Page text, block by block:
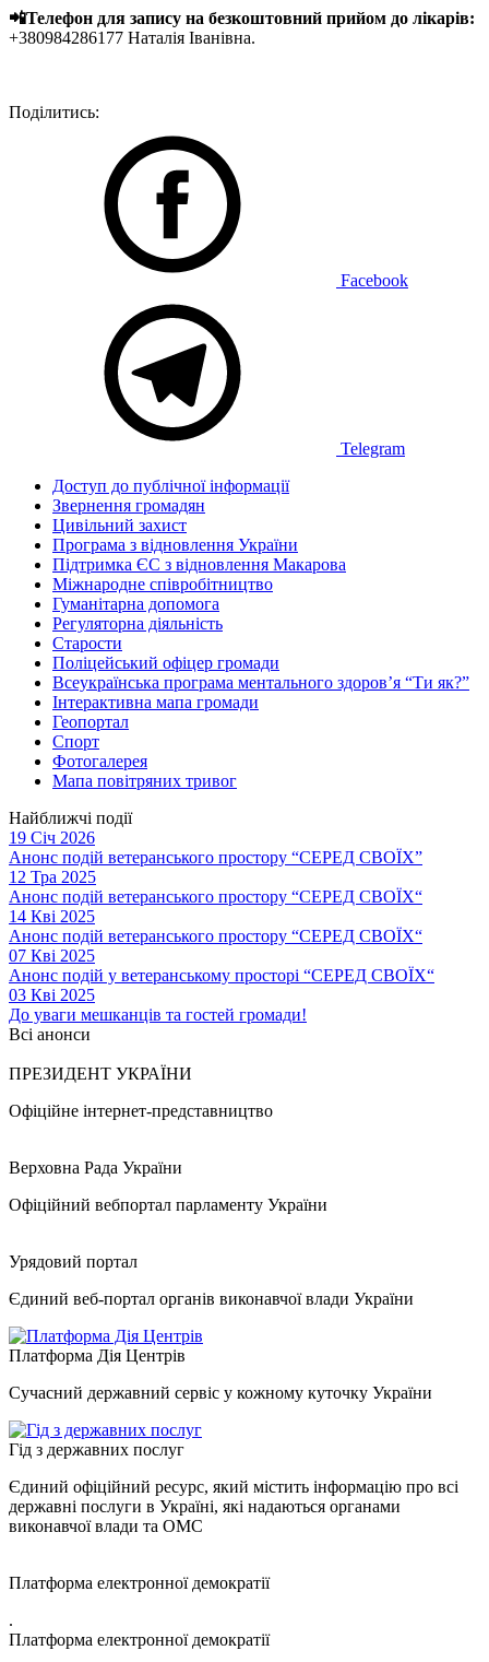
📲Телефон для запису на безкоштовний прийом до лікарів:
+380984286177 Наталія Іванівна.
Поділитись:
Facebook
Telegram
Доступ до публічної інформації
Звернення громадян
Цивільний захист
Програма з відновлення України
Підтримка ЄС з відновлення Макарова
Міжнародне співробітництво
Гуманітарна допомога
Регуляторна діяльність
Старости
Поліцейський офіцер громади
Всеукраїнська програма ментального здоров’я “Ти як?”
Інтерактивна мапа громади
Геопортал
Спорт
Фотогалерея
Мапа повітряних тривог
Найближчі події
19 Січ 2026
Анонс подій ветеранського простору “СЕРЕД СВОЇХ”
12 Тра 2025
Анонс подій ветеранського простору “СЕРЕД СВОЇХ“
14 Кві 2025
Анонс подій ветеранського простору “СЕРЕД СВОЇХ“
07 Кві 2025
Анонс подій у ветеранському просторі “СЕРЕД СВОЇХ“
03 Кві 2025
До уваги мешканців та гостей громади!
Всі анонси
ПРЕЗИДЕНТ УКРАЇНИ
Офіційне інтернет-представництво
Верховна Рада України
Офіційний вебпортал парламенту України
Урядовий портал
Єдиний веб-портал органів виконавчої влади України
Платформа Дія Центрів
Сучасний державний сервіс у кожному куточку України
Гід з державних послуг
Єдиний офіційний ресурс, який містить інформацію про всі
державні послуги в Україні, які надаються органами
виконавчої влади та ОМС
Платформа електронної демократії
.
Платформа електронної демократії